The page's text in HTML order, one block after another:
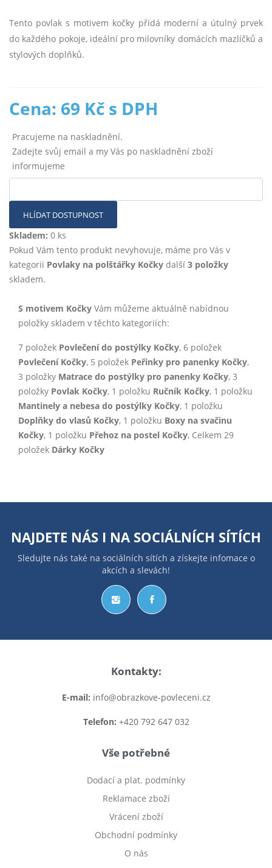
Tento povlak s motivem kočky přidá moderní a útulný prvek
do každého pokoje, ideální pro milovníky domácích mazlíčků a
stylových doplňků.
Cena: 69 Kč s DPH
Pracujeme na naskladnění.
Zadejte svůj email a my Vás po naskladnění zboží
informujeme
HLÍDAT DOSTUPNOST
Skladem: 0 ks
Pokud Vám tento produkt nevyhovuje, máme pro Vás v
kategorii Povlaky na polštářky Kočky další 3 položky
skladem.
S motivem Kočky Vám můžeme aktuálně nabídnou
položky skladem v těchto kategoriích:
7 položek Povlečení do postýlky Kočky, 6 položek
Povlečení Kočky, 5 položek Peřinky pro panenky Kočky,
3 položky Matrace do postýlky pro panenky Kočky, 3
položky Povlak Kočky, 1 položku Ručník Kočky, 1 položku
Mantinely a nebesa do postýlky Kočky, 1 položku
Doplňky do vlasů Kočky, 1 položku Boxy na svačinu
Kočky, 1 položku Přehoz na postel Kočky, Celkem 29
položek Dárky Kočky
NAJDETE NÁS I NA SOCIÁLNÍCH SÍTÍCH
Sledujte nás také na sociálních sítích a získejte infomace o
akcích a slevách!
Kontakty:
E-mail: info@obrazkove-povleceni.cz
Telefon: +420 792 647 032
Vše potřebné
Dodací a plat. podmínky
Reklamace zboží
Vrácení zboží
Obchodní podmínky
O nás